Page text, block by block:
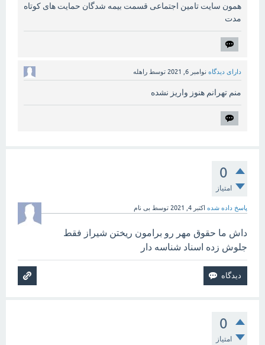
همون سایت تامین اجتماعی قسمت بیمه شدگان حمایت های کوتاه
مدت
دارای دیدگاه نوامبر 6, 2021 توسط راهله
منم تهرانم هنوز واریز نشده
0
امتیاز
پاسخ داده شده اکتبر 4, 2021 توسط بی نام
داش ما حقوق مهر رو برامون ریختن شیراز فقط
جلوش زده اسناد شناسه دار
0
امتیاز